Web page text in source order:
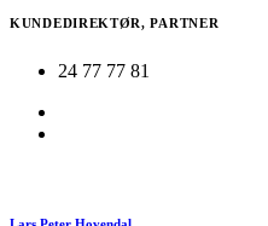
KUNDEDIREKTØR, PARTNER
24 77 77 81